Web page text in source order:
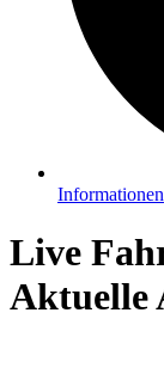
Informationen
Live
Aktuelle